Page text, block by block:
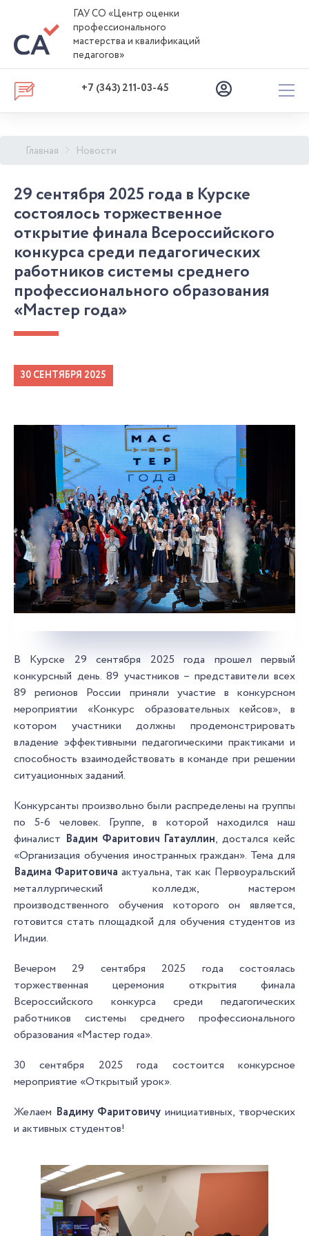
ГАУ СО «Центр оценки
профессионального
мастерства и квалификаций
педагогов»
+7 (343) 211-03-45
Главная Новости
29 сентября 2025 года в Курске
состоялось торжественное
открытие финала Всероссийского
конкурса среди педагогических
работников системы среднего
профессионального образования
«Мастер года»
30 СЕНТЯБРЯ 2025
В Курске 29 сентября 2025 года прошел первый
конкурсный день. 89 участников – представители всех
89 регионов России приняли участие в конкурсном
мероприятии «Конкурс образовательных кейсов», в
котором участники должны продемонстрировать
владение эффективными педагогическими практиками и
способность взаимодействовать в команде при решении
ситуационных заданий.
Конкурсанты произвольно были распределены на группы
по 5-6 человек. Группе, в которой находился наш
финалист Вадим Фаритович Гатауллин, достался кейс
«Организация обучения иностранных граждан». Тема для
Вадима Фаритовича актуальна, так как Первоуральский
металлургический колледж, мастером
производственного обучения которого он является,
готовится стать площадкой для обучения студентов из
Индии.
Вечером 29 сентября 2025 года состоялась
торжественная церемония открытия финала
Всероссийского конкурса среди педагогических
работников системы среднего профессионального
образования «Мастер года».
30 сентября 2025 года состоится конкурсное
мероприятие «Открытый урок».
Желаем Вадиму Фаритовичу инициативных, творческих
и активных студентов!